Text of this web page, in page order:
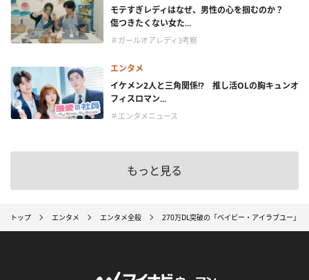
モテすぎレディはなぜ、男性の心を掴むのか？
傷つきたくない女た...
＃ガールオアレディ3考察
エンタメ
イケメン2人と三角関係!? 推し活OLの胸キュンオ
フィスロマン...
＃エンタメニュース
もっと見る
トップ エンタメ エンタメ全般 270万DL突破の「ベイビー・アイラブユー」